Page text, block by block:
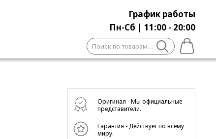
График работы
Пн-Сб | 11:00 - 20:00
Искать:
Оригинал - Мы официальные
представители.
Гарантия - Действует по всему
миру.